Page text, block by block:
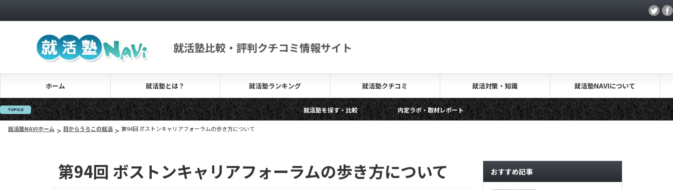
就活塾比較・評判クチコミ情報サイト
ホーム 就活塾とは？ 就活塾ランキング 就活塾クチコミ 就活対策・知識 就活塾NAVIについて
就活塾を探す・比較 内定ラボ・取材レポート 就活.salon・取材レポート
キャリアアカデミー・取材レポ
無料の就活塾って？その背景やメリットデメリットを解説します
就活塾NAVIホーム > 目からうろこの就活 > 第94回 ボストンキャリアフォーラムの歩き方について
第94回 ボストンキャリアフォーラムの歩き方について おすすめ記事